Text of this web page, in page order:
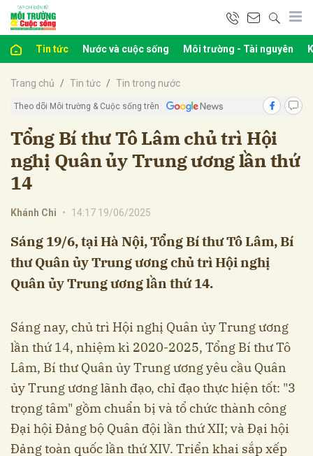
Tin tức Nước và cuộc sống Môi trường - Tài nguyên
Trang chủ Tin tức Tin trong nước
Theo dõi Môi trường & Cuộc sống trên
Tổng Bí thư Tô Lâm chủ trì Hội
nghị Quân ủy Trung ương lần thứ
14
Khánh Chi • 14:17 19/06/2025
Sáng 19/6, tại Hà Nội, Tổng Bí thư Tô Lâm, Bí
thư Quân ủy Trung ương chủ trì Hội nghị
Quân ủy Trung ương lần thứ 14.
Sáng nay, chủ trì Hội nghị Quân ủy Trung ương
lần thứ 14, nhiệm kì 2020-2025, Tổng Bí thư Tô
Lâm, Bí thư Quân ủy Trung ương yêu cầu Quân
ủy Trung ương lãnh đạo, chỉ đạo thực hiện tốt: "3
trọng tâm" gồm chuẩn bị và tổ chức thành công
Đại hội Đảng bộ Quân đội lần thứ XII; và Đại hội
Đảng toàn quốc lần thứ XIV. Triển khai sắp xếp
Hủy